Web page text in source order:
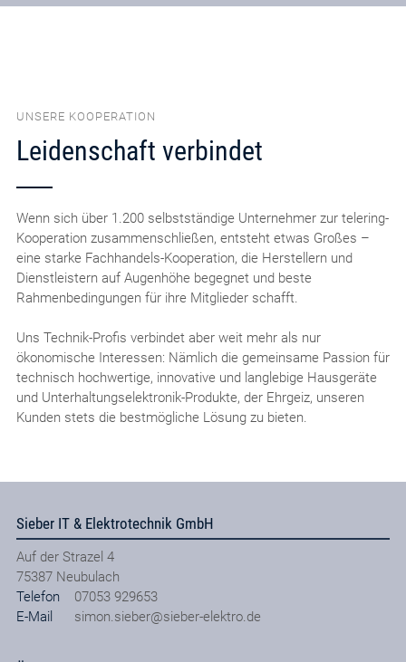
UNSERE KOOPERATION
Leidenschaft verbindet
Wenn sich über 1.200 selbstständige Unternehmer zur telering-
Kooperation zusammenschließen, entsteht etwas Großes –
eine starke Fachhandels-Kooperation, die Herstellern und
Dienstleistern auf Augenhöhe begegnet und beste
Rahmenbedingungen für ihre Mitglieder schafft.
Uns Technik-Profis verbindet aber weit mehr als nur
ökonomische Interessen: Nämlich die gemeinsame Passion für
technisch hochwertige, innovative und langlebige Hausgeräte
und Unterhaltungselektronik-Produkte, der Ehrgeiz, unseren
Kunden stets die bestmögliche Lösung zu bieten.
Sieber IT & Elektrotechnik GmbH
Auf der Strazel 4
75387 Neubulach
Telefon
07053 929653
E-Mail
simon.sieber@sieber-elektro.de